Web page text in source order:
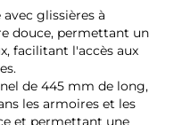
glissières à
douce, permettant un
facilitant l'accès aux
de 445 mm de long,
les armoires et les
et permettant une